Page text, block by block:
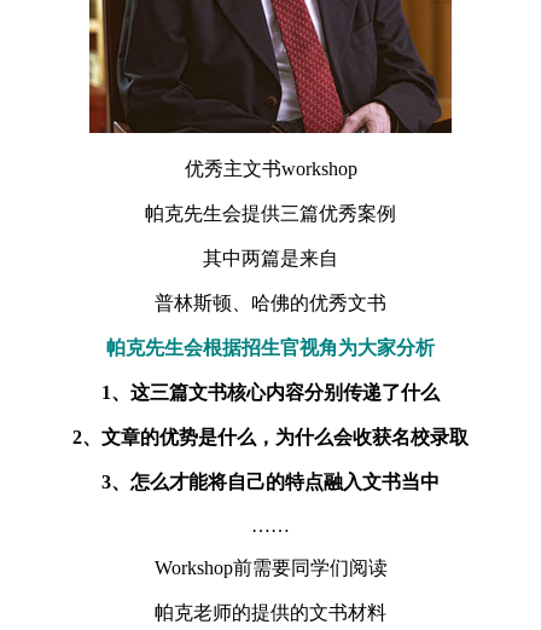
优秀主文书workshop
帕克先生会提供三篇优秀案例
其中两篇是来自
普林斯顿、哈佛的优秀文书
帕克先生会根据招生官视角为大家分析
1、这三篇文书核心内容分别传递了什么
2、文章的优势是什么，为什么会收获名校录取
3、怎么才能将自己的特点融入文书当中
……
Workshop前需要同学们阅读
帕克老师的提供的文书材料